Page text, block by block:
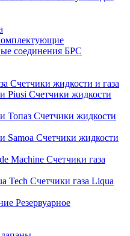
соединения БРС
Счетчики жидкости и газа
Счетчики жидкости
Счетчики жидкости
Счетчики жидкости
Счетчики газа
Счетчики газа Liqua
Резервуарное